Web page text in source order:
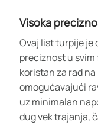
Visoka
Ovaj list turpije je
preciznost u svim
koristan za rad
omogućavajući
uz minimalan
dug vek trajanja,